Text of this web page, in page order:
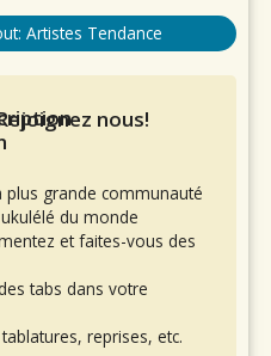
Artistes Tendance
nous!
plus grande communauté
du monde
et faites-vous des
tabs dans votre
reprises, etc.